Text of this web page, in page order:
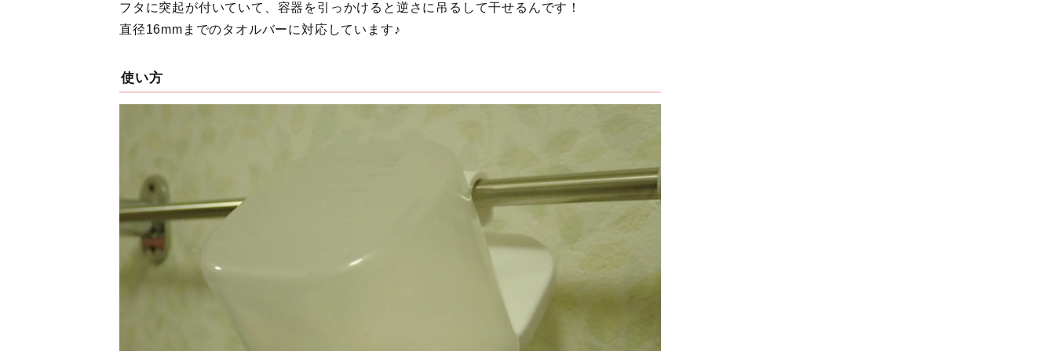
フタに突起が付いていて、容器を引っかけると逆さに吊るして干せるんです！
直径16mmまでのタオルバーに対応しています♪
使い方